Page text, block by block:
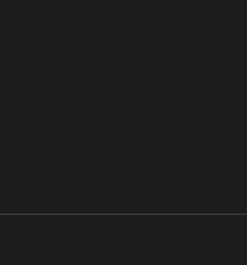
Độ đèn led cos pha